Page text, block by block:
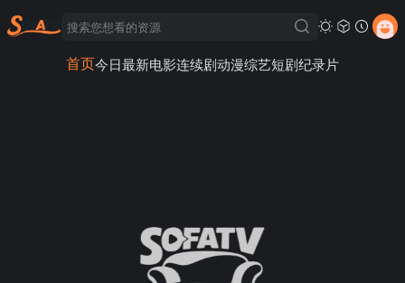
首页今日最新电影连续剧动漫综艺短剧纪录片